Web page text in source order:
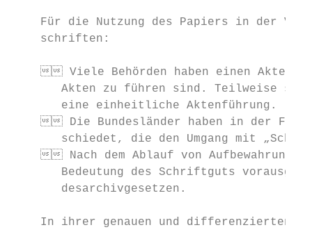
Für die Nutzung des Papiers in der
    schriften:
Viele Behörden haben einen
Akten zu führen sind. Teilweise
       eine einheitliche Aktenführung.
Die Bundesländer haben in der Form
schiedet, die den Umgang mit
Nach dem Ablauf von
Bedeutung des Schriftguts
       desarchivgesetzen.
In ihrer genauen und differenzierten